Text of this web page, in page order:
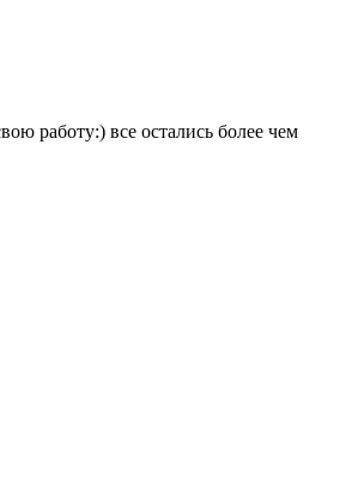
работу:) все остались более чем